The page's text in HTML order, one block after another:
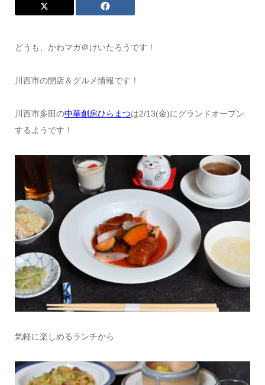
どうも、かわマガ＠けいたろうです！
川西市の開店＆グルメ情報です！
川西市多田の中華創房ひらまつは2/13(金)にグランドオープン
するようです！
気軽に楽しめるランチから